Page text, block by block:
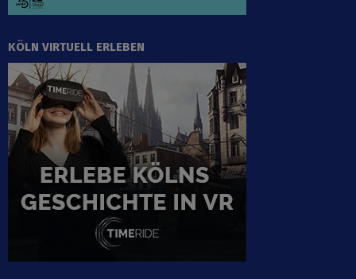
KÖLN VIRTUELL ERLEBEN